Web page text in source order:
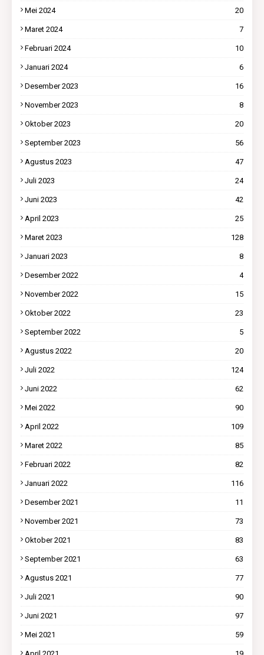
Mei 2024 20
Maret 2024 7
Februari 2024 10
Januari 2024 6
Desember 2023 16
November 2023 8
Oktober 2023 20
September 2023 56
Agustus 2023 47
Juli 2023 24
Juni 2023 42
April 2023 25
Maret 2023 128
Januari 2023 8
Desember 2022 4
November 2022 15
Oktober 2022 23
September 2022 5
Agustus 2022 20
Juli 2022 124
Juni 2022 62
Mei 2022 90
April 2022 109
Maret 2022 85
Februari 2022 82
Januari 2022 116
Desember 2021 11
November 2021 73
Oktober 2021 83
September 2021 63
Agustus 2021 77
Juli 2021 90
Juni 2021 97
Mei 2021 59